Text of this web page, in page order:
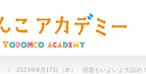
2023年8月17日（木） 宿題もいよいよ大詰め！